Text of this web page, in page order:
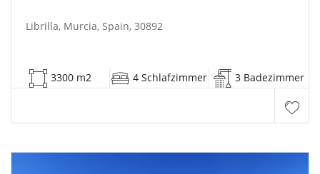
Librilla, Murcia, Spain, 30892
3300 m2 4 Schlafzimmer 3 Badezimmer